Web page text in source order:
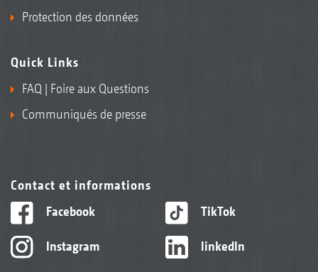
Protection des données
Quick Links
FAQ | Foire aux Questions
Communiqués de presse
Contact et informations
Facebook
Instagram
TikTok
linkedIn